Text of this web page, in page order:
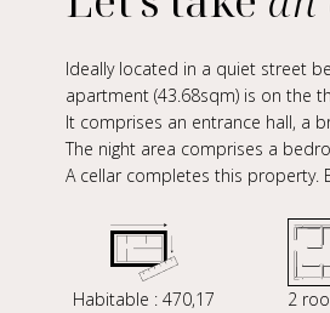
Ideally located in a quiet street
apartment (43.68sqm) is on the
It comprises an entrance hall, a
The night area comprises a
A cellar completes this property.
Habitable : 470,17
2